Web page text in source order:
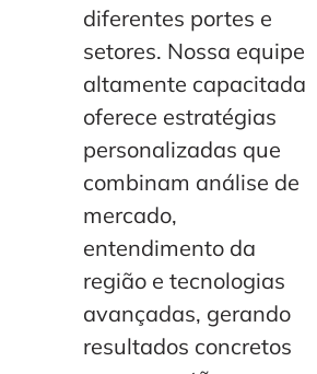
diferentes portes e
setores. Nossa equipe
altamente capacitada
oferece estratégias
personalizadas que
combinam análise de
mercado,
entendimento da
região e tecnologias
avançadas, gerando
resultados concretos